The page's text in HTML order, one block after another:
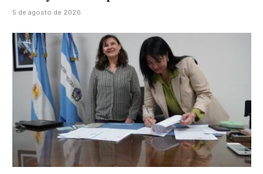
5 de agosto de 2026